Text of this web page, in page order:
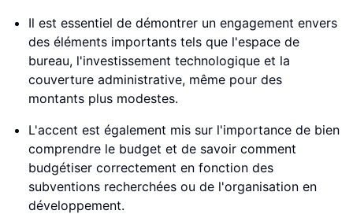
Il est essentiel de démontrer un engagement envers
des éléments importants tels que l'espace de
bureau, l'investissement technologique et la
couverture administrative, même pour des
montants plus modestes.
L'accent est également mis sur l'importance de bien
comprendre le budget et de savoir comment
budgétiser correctement en fonction des
subventions recherchées ou de l'organisation en
développement.